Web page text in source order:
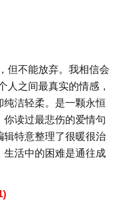
不能放弃。我相信会
人之间最真实的情感，
洁轻柔。是一颗永恒
读过最悲伤的爱情句
辑特意整理了很暖很治
生活中的困难是通往成